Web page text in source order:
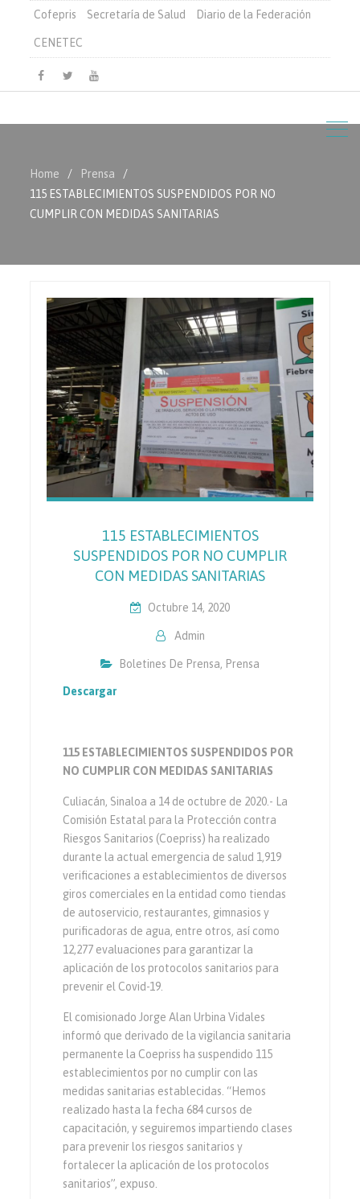
Cofepris Secretaría de Salud Diario de la Federación
CENETEC
Facebook
TwitterYoutube
Home
Prensa
115 ESTABLECIMIENTOS SUSPENDIDOS POR NO
CUMPLIR CON MEDIDAS SANITARIAS
115 ESTABLECIMIENTOS
SUSPENDIDOS POR NO CUMPLIR
CON MEDIDAS SANITARIAS
Octubre 14, 2020
Admin
Boletines De Prensa, Prensa
Descargar
115 ESTABLECIMIENTOS SUSPENDIDOS POR
NO CUMPLIR CON MEDIDAS SANITARIAS
Culiacán, Sinaloa a 14 de octubre de 2020.- La
Comisión Estatal para la Protección contra
Riesgos Sanitarios (Coepriss) ha realizado
durante la actual emergencia de salud 1,919
verificaciones a establecimientos de diversos
giros comerciales en la entidad como tiendas
de autoservicio, restaurantes, gimnasios y
purificadoras de agua, entre otros, así como
12,277 evaluaciones para garantizar la
aplicación de los protocolos sanitarios para
prevenir el Covid-19.
El comisionado Jorge Alan Urbina Vidales
informó que derivado de la vigilancia sanitaria
permanente la Coepriss ha suspendido 115
establecimientos por no cumplir con las
medidas sanitarias establecidas. “Hemos
realizado hasta la fecha 684 cursos de
capacitación, y seguiremos impartiendo clases
para prevenir los riesgos sanitarios y
fortalecer la aplicación de los protocolos
sanitarios”, expuso.